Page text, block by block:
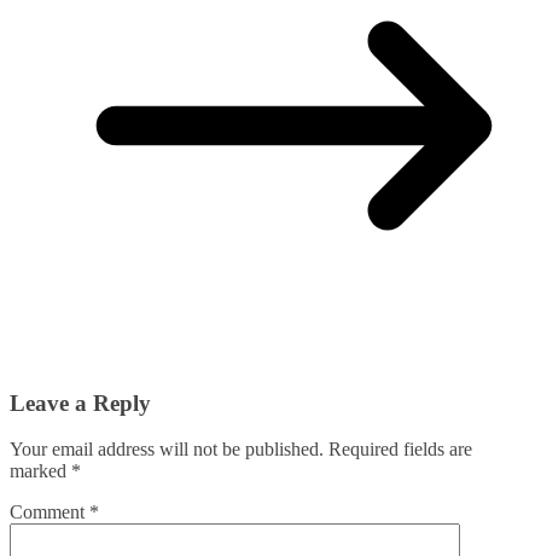
Leave a Reply
Your email address will not be published. Required fields are
marked *
Comment *